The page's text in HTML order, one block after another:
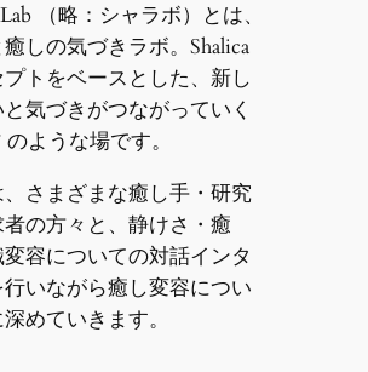
（略：シャラボ）とは、
しの気づきラボ。Shalica
トをベースとした、新し
気づきがつながっていく
ような場です。
、さまざまな癒し手・研究
の方々と、静けさ・癒
変容についての対話インタ
行いながら癒し変容につい
めていきます。